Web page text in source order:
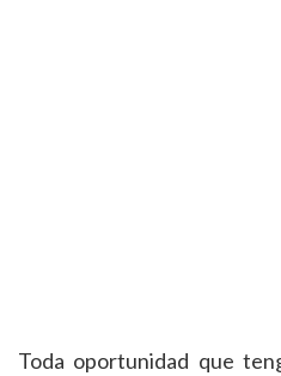
Toda oportunidad que